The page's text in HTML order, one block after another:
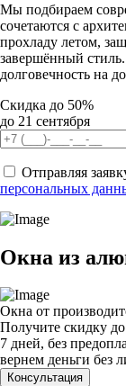
Мы подбираем
сочетаются с
прохладу летом,
завершённый
долговечность на
Cкидка до 50%
до 21 сентября
Отправляя
персональных
Окна из
Окна от
Получите скидку
7 дней, без
вернем деньги без
Консультация